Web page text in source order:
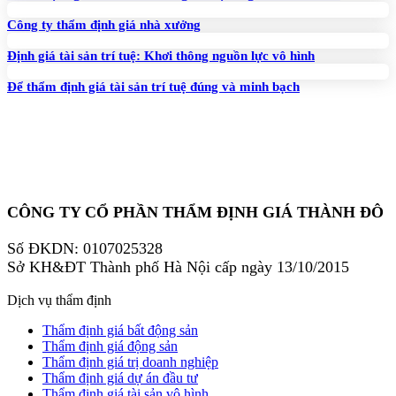
Công ty thẩm định giá nhà xưởng
Định giá tài sản trí tuệ: Khơi thông nguồn lực vô hình
Để thẩm định giá tài sản trí tuệ đúng và minh bạch
CÔNG TY CỔ PHẦN THẨM ĐỊNH GIÁ THÀNH ĐÔ
Số ĐKDN: 0107025328
Sở KH&ĐT Thành phố Hà Nội cấp ngày 13/10/2015
Dịch vụ thẩm định
Thẩm định giá bất động sản
Thẩm định giá động sản
Thẩm định giá trị doanh nghiệp
Thẩm định giá dự án đầu tư